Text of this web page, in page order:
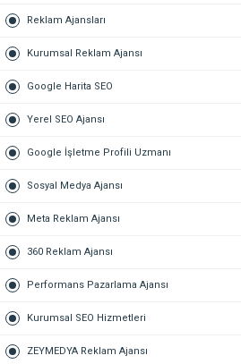
Reklam Ajansları
Kurumsal Reklam Ajansı
Google Harita SEO
Yerel SEO Ajansı
Google İşletme Profili Uzmanı
Sosyal Medya Ajansı
Meta Reklam Ajansı
360 Reklam Ajansı
Performans Pazarlama Ajansı
Kurumsal SEO Hizmetleri
ZEYMEDYA Reklam Ajansı